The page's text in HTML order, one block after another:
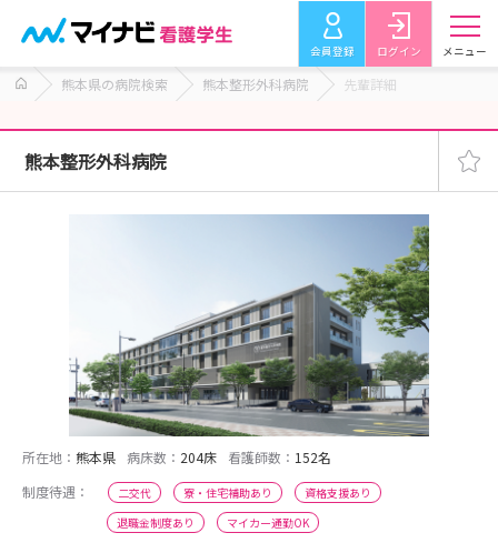
会員登録 ログイン メニュー
熊本県の病院検索 熊本整形外科病院 先輩詳細
熊本整形外科病院
所在地： 熊本県 病床数： 204床 看護師数： 152名
制度待遇：
二交代 寮・住宅補助あり
資格支援あり
退職金制度あり
マイカー通勤OK